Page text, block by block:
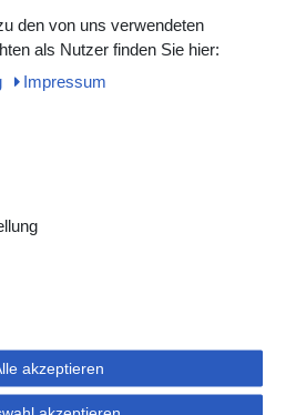
1
08:00 – 16:00 Uhr
12:00 Uhr
ab149,00 €kostenfreier Versand!
den von uns verwendeten
als Nutzer finden Sie hier:
Impressum
akzeptieren